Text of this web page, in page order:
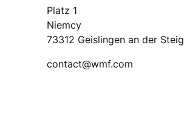
Platz 1
Niemcy
73312 Geislingen an der
contact@wmf.com